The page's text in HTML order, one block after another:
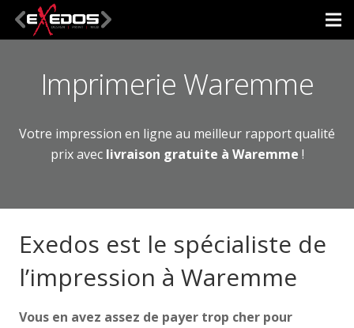
Imprimerie Waremme
Votre impression en ligne au meilleur rapport qualité
prix avec livraison gratuite à Waremme !
Exedos est le spécialiste de
l’impression à Waremme
Vous en avez assez de payer trop cher pour